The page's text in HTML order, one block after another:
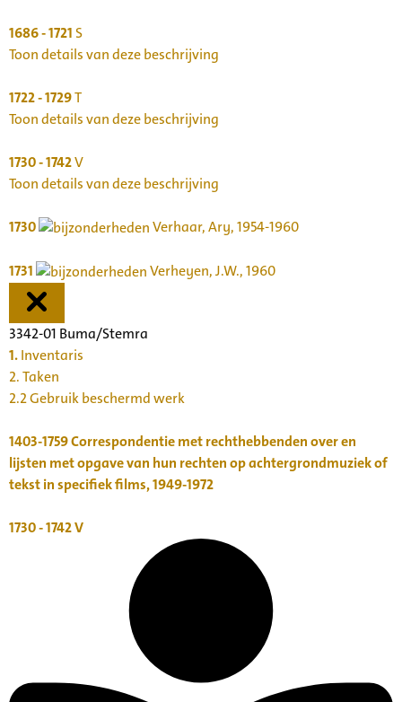
1686 - 1721 S
Toon details van deze beschrijving
1722 - 1729T
Toon details van deze beschrijving
1730 - 1742V
Toon details van deze beschrijving
1730 Verhaar, Ary, 1954-1960
1731 Verheyen, J.W., 1960
3342-01 Buma/Stemra
1.Inventaris
2. Taken
2.2 Gebruik beschermd werk
1403-1759Correspondentie met rechthebbenden over en
lijsten met opgave van hun rechten op achtergrondmuziek of
tekst in specifiek films, 1949-1972
1730 - 1742V